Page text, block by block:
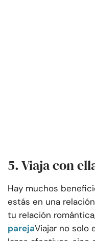
5. Viaja con
Hay muchos
estás en una
tu relación
parejaViajar no solo